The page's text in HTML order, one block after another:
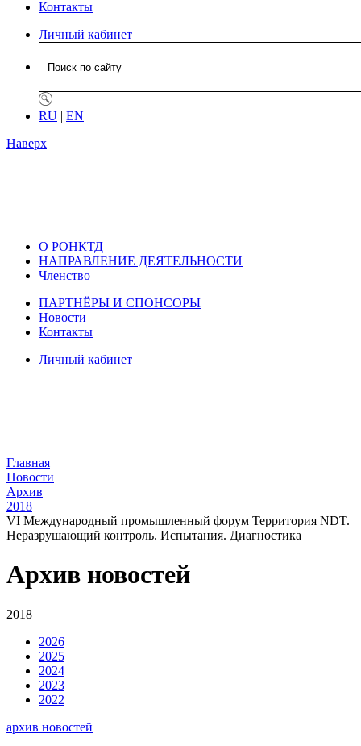
Контакты
Личный кабинет
RU | EN
Наверх
О РОНКТД
НАПРАВЛЕНИЕ ДЕЯТЕЛЬНОСТИ
Членство
ПАРТНЁРЫ И СПОНСОРЫ
Новости
Контакты
Личный кабинет
Главная
Новости
Архив
2018
VI Международный промышленный форум Территория NDT.
Неразрушающий контроль. Испытания. Диагностика
Архив новостей
2018
2026
2025
2024
2023
2022
архив новостей